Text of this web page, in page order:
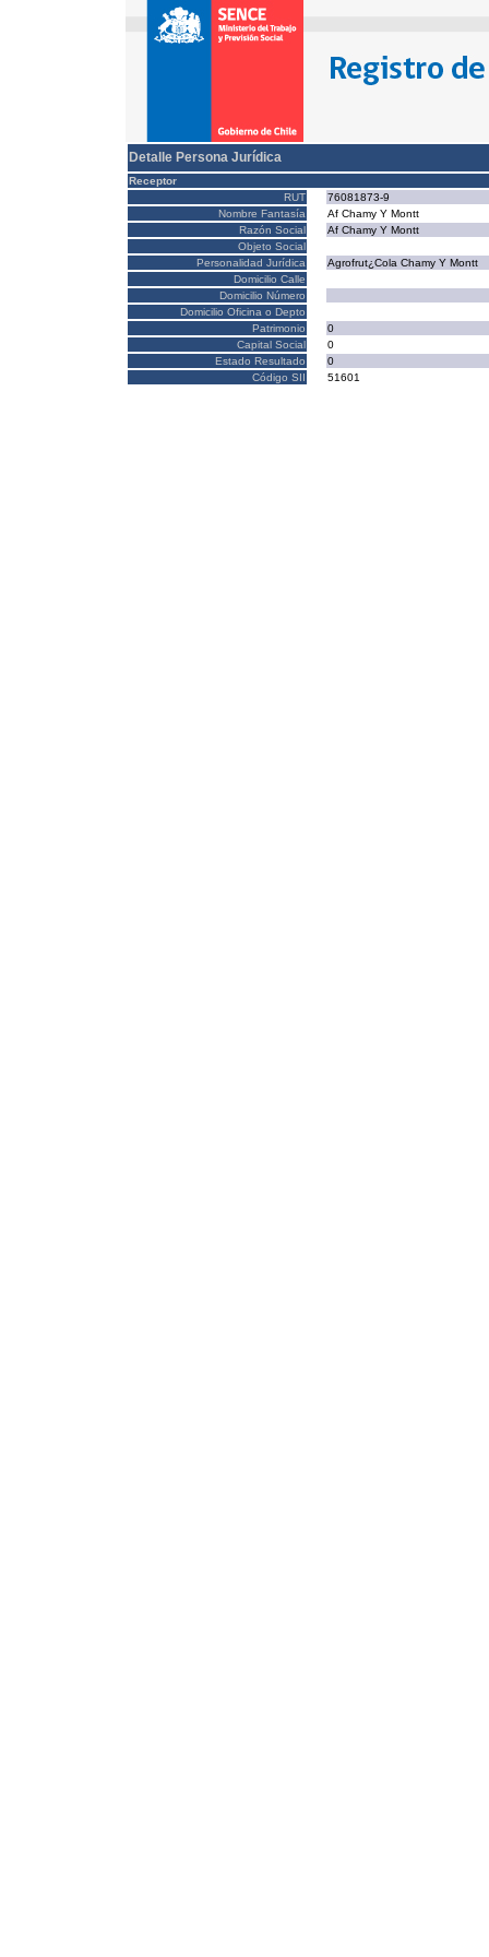
Detalle Persona Jurídica
Receptor
RUT
76081873-9
Nombre Fantasía
Af Chamy Y Montt
Razón Social
Af Chamy Y Montt
Objeto Social
Personalidad Jurídica
Agrofrut¿Cola Chamy Y Montt
Domicilio Calle
Domicilio Número
Domicilio Oficina o Depto
Patrimonio
0
Capital Social
0
Estado Resultado
0
Código SII
51601